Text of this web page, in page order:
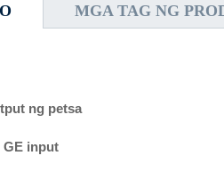
MGA TAG NG
ng petsa
GE input